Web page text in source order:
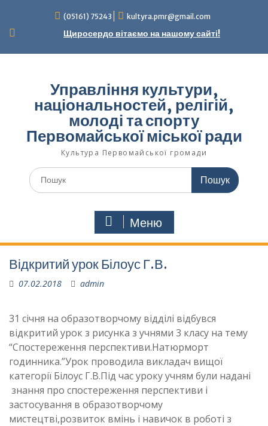
вмісту
(05161) 75243 kultyra.pmr@gmail.com
Щиросердо вітаємо на нашому сайті!
Управління культури,
національностей, релігій,
молоді та спорту
Первомайської міської ради
Культура Первомайcької громади
Шукати:
Меню
Відкритий урок Білоус Г.В.
07.02.2018 admin
31 січня на образотворчому відділі відбувся
відкритий урок з рисунка з учнями 3 класу на тему
“Спостереження перспективи.Натюрморт
годинника.”Урок проводила викладач вищої
категорії Білоус Г.В.Під час уроку учням були надані
знання про спостереження перспективи і
застосування в образотворчому
мистецтві,розвиток вмінь і навичок в роботі з